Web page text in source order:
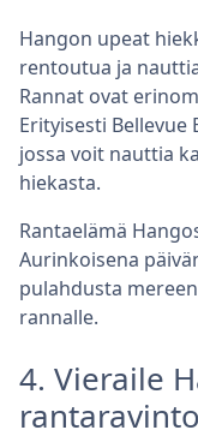
Hangon upeat
rentoutua ja
Rannat ovat
Erityisesti
jossa voit nauttia
hiekasta.
Rantaelämä
Aurinkoisena
pulahdusta
rannalle.
4. Vieraile